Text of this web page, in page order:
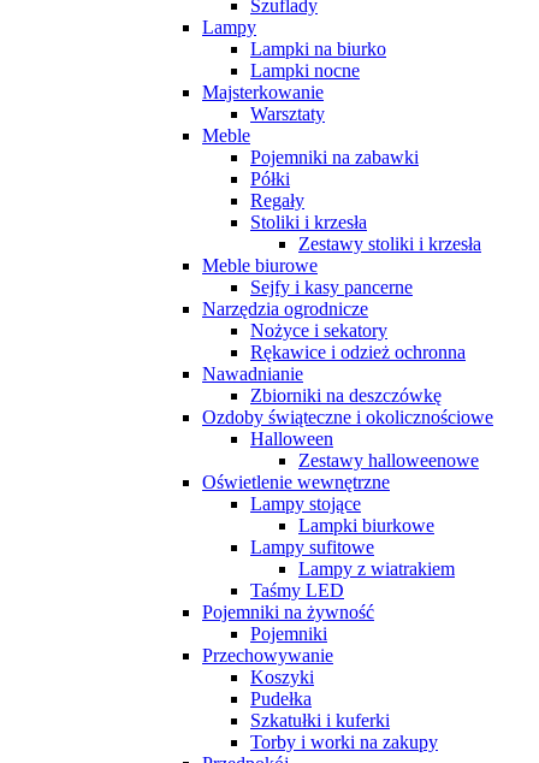
Szuflady
Lampy
Lampki na biurko
Lampki nocne
Majsterkowanie
Warsztaty
Meble
Pojemniki na zabawki
Półki
Regały
Stoliki i krzesła
Zestawy stoliki i krzesła
Meble biurowe
Sejfy i kasy pancerne
Narzędzia ogrodnicze
Nożyce i sekatory
Rękawice i odzież ochronna
Nawadnianie
Zbiorniki na deszczówkę
Ozdoby świąteczne i okolicznościowe
Halloween
Zestawy halloweenowe
Oświetlenie wewnętrzne
Lampy stojące
Lampki biurkowe
Lampy sufitowe
Lampy z wiatrakiem
Taśmy LED
Pojemniki na żywność
Pojemniki
Przechowywanie
Koszyki
Pudełka
Szkatułki i kuferki
Torby i worki na zakupy